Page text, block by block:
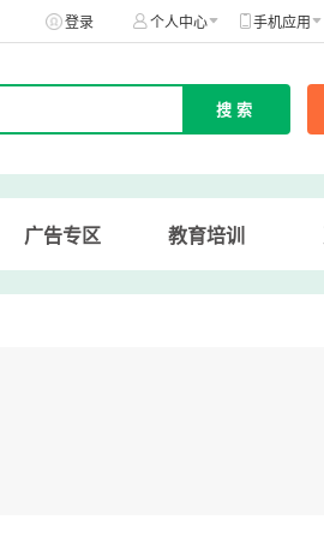
登录 个人中心 手机应用
广告专区 教育培训